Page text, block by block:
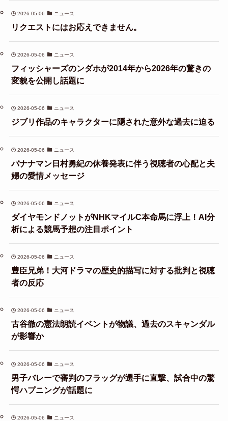
2026-05-06 ニュース
リクエストにはお応えできません。
2026-05-06 ニュース
フィッシャーズのンダホが2014年から2026年の驚きの
変貌を公開し話題に
2026-05-06 ニュース
ジブリ作品のキャラクターに隠された意外な過去に迫る
2026-05-06 ニュース
バナナマン日村勇紀の休養発表に伴う視聴者の心配と夫
婦の愛情メッセージ
2026-05-06 ニュース
ダイヤモンドノットがNHKマイルC本命馬に浮上！AI分
析による競馬予想の注目ポイント
2026-05-06 ニュース
豊臣兄弟！大河ドラマの歴史的描写に対する批判と視聴
者の反応
2026-05-06 ニュース
古谷徹の憲法朗読イベントが物議、過去のスキャンダル
が影響か
2026-05-06 ニュース
男子バレーで審判のフラッグが選手に直撃、試合中の驚
愕ハプニングが話題に
2026-05-06 ニュース